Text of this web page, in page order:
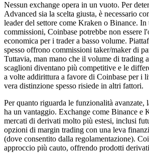
Nessun exchange opera in un vuoto. Per
Advanced sia la scelta giusta, è necessario
leader del settore come Kraken o Binance.
commissioni, Coinbase potrebbe non essere
economica per i trader a basso volume.
spesso offrono commissioni taker/maker di
Tuttavia, man mano che il volume di trading
scaglioni diventano più competitive e le
a volte addirittura a favore di Coinbase per i
vera distinzione spesso risiede in altri fattori.
Per quanto riguarda le funzionalità avanzate,
ha un vantaggio. Exchange come Binance e
mercati di derivati molto più estesi, inclusi
opzioni di margin trading con una leva
(dove consentito dalla regolamentazione).
approccio più cauto, offrendo prodotti